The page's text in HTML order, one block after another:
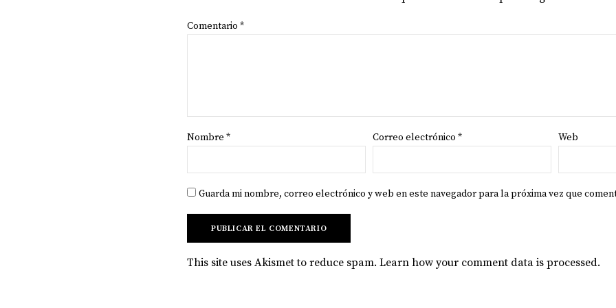
Comentario *
Nombre * Correo electrónico * Web
Guarda mi nombre, correo electrónico y web en este navegador para la próxima vez que
This site uses Akismet to reduce spam. Learn how your comment data is processed.